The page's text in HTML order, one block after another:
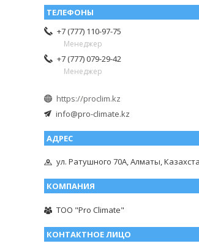
+7 (777) 110-97-75
Менеджер
+7 (777) 079-29-42
Менеджер
https://proclim.kz
info@pro-climate.kz
ул. Ратушного 70А, Алматы,
ТОО "Pro Climate"